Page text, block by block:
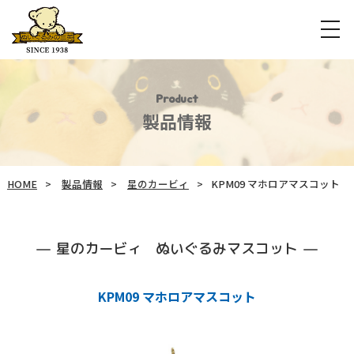
Product
製品情報
HOME 製品情報 星のカービィ KPM09 マホロアマスコット
星のカービィ ぬいぐるみマスコット
KPM09 マホロアマスコット